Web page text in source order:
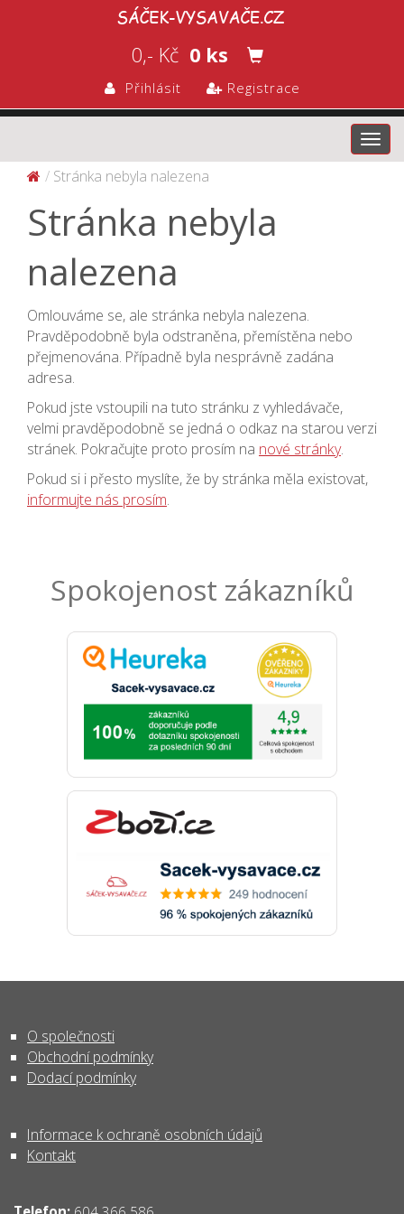
0,- Kč 0 ks
Přihlásit Registrace
Stránka nebyla nalezena
Stránka nebyla
nalezena
Omlouváme se, ale stránka nebyla nalezena.
Pravděpodobně byla odstraněna, přemístěna nebo
přejmenována. Případně byla nesprávně zadána
adresa.
Pokud jste vstoupili na tuto stránku z vyhledávače,
velmi pravděpodobně se jedná o odkaz na starou verzi
stránek. Pokračujte proto prosím na nové stránky.
Pokud si i přesto myslíte, že by stránka měla existovat,
informujte nás prosím.
Spokojenost zákazníků
O společnosti
Obchodní podmínky
Dodací podmínky
Informace k ochraně osobních údajů
Kontakt